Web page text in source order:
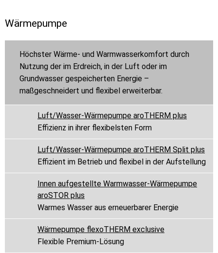
Wärmepumpe
Höchster Wärme- und Warmwasserkomfort durch
Nutzung der im Erdreich, in der Luft oder im
Grundwasser gespeicherten Energie –
maßgeschneidert und flexibel erweiterbar.
Luft/Wasser-Wärmepumpe aroTHERM plus
Effizienz in ihrer flexibelsten Form
Luft/Wasser-Wärmepumpe aroTHERM Split plus
Effizient im Betrieb und flexibel in der Aufstellung
Innen aufgestellte Warmwasser-Wärmepumpe
aroSTOR plus
Warmes Wasser aus erneuerbarer Energie
Wärmepumpe flexoTHERM exclusive
Flexible Premium-Lösung